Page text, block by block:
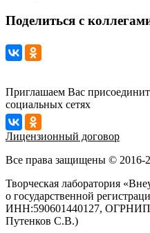
Поделиться с
Приглашаем Вас
социальных сетях
Лицензионный договор
Все права защищены © 2016-
Творческая лаборатория
о государственной
ИНН:590601440127,
Путенков С.В.)